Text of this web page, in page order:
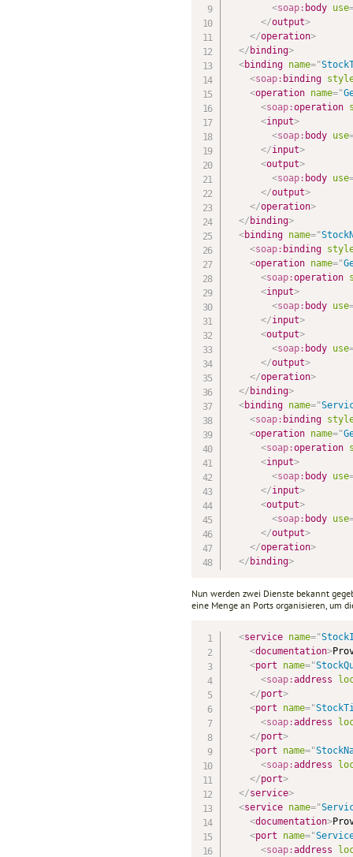
<soap: body use
</output>
</operation>
</ binding>
<binding name="
<soap: binding
<operation name="
<soap:operation
<input>
<soap: body use
</input>
<output>
<soap: body use
</output>
</operation>
</ binding>
<binding name="
<soap: binding
<operation name="
<soap:operation
<input>
<soap: body use
</input>
<output>
<soap: body use
</output>
</operation>
</ binding>
<binding name="
<soap: binding
<operation name="
<soap:operation
<input>
<soap: body use
</input>
<output>
<soap: body use
</output>
</operation>
</ binding>
Nun werden zwei Dienste bekannt
eine Menge an Ports organisieren, um
<service name="
<documentation>
<port name="
<soap:address
</port>
<port name="
<soap:address
</port>
<port name="
<soap:address
</port>
</service>
<service name="
<documentation>
<port name="
<soap:address